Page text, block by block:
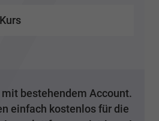
Account.
einfach kostenlos für die